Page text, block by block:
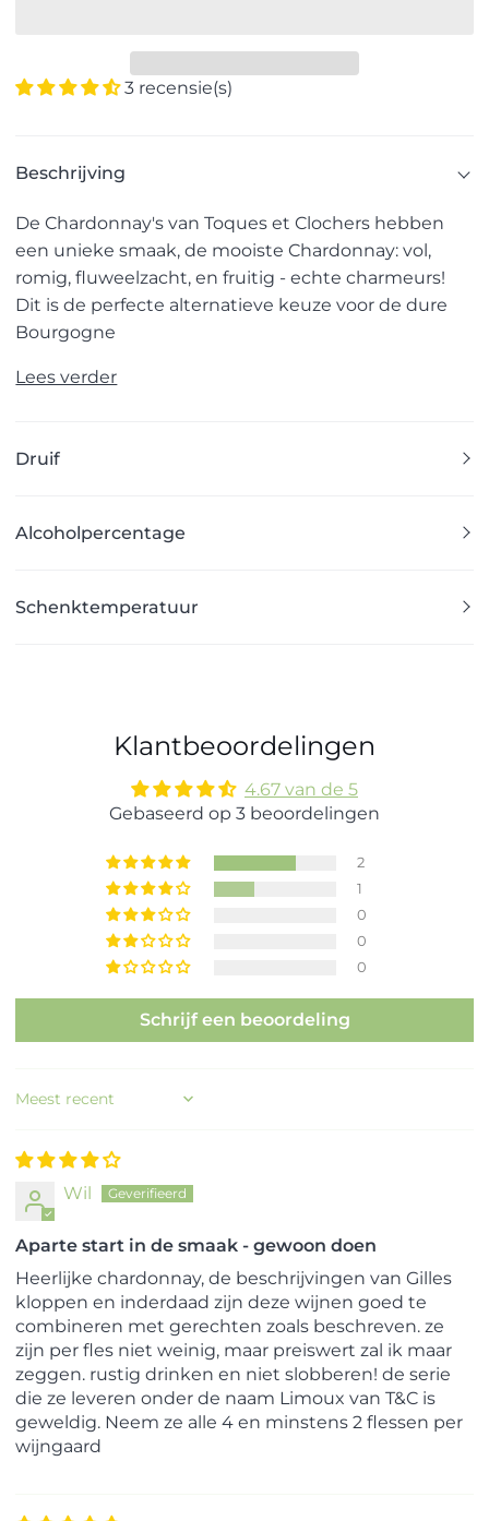
3 recensie(s)
Beschrijving
De Chardonnay's van Toques et Clochers hebben
een unieke smaak, de mooiste Chardonnay: vol,
romig, fluweelzacht, en fruitig - echte charmeurs!
Dit is de perfecte alternatieve keuze voor de dure
Bourgogne
Lees verder
Druif
Alcoholpercentage
Schenktemperatuur
Klantbeoordelingen
4.67 van de 5
Gebaseerd op 3 beoordelingen
2
1
0
0
0
Schrijf een beoordeling
Sort by
Wil
Aparte start in de smaak - gewoon doen
Heerlijke chardonnay, de beschrijvingen van Gilles
kloppen en inderdaad zijn deze wijnen goed te
combineren met gerechten zoals beschreven. ze
zijn per fles niet weinig, maar preiswert zal ik maar
zeggen. rustig drinken en niet slobberen! de serie
die ze leveren onder de naam Limoux van T&C is
geweldig. Neem ze alle 4 en minstens 2 flessen per
wijngaard